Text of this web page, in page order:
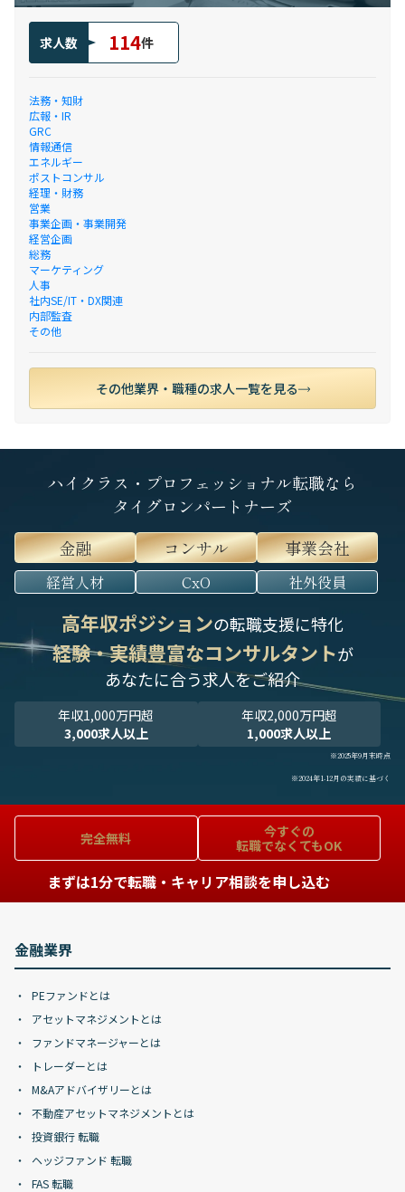
求人数 114件
法務・知財
広報・IR
GRC
情報通信
エネルギー
ポストコンサル
経理・財務
営業
事業企画・事業開発
経営企画
総務
マーケティング
人事
社内SE/IT・DX関連
内部監査
その他
その他業界・職種の求人一覧を見る
ハイクラス・プロフェッショナル転職なら
タイグロンパートナーズ
金融
コンサル 事業会社
経営人材 CxO 社外役員
高年収ポジションの転職支援に特化
経験・実績豊富なコンサルタントが
あなたに合う求人をご紹介
年収1,000万円超
3,000求人以上
年収2,000万円超
1,000求人以上
※2025年9月末時点
※2024年1-12月の実績に基づく
完全無料
今すぐの
転職でなくてもOK
まずは1分で転職・キャリア相談を申し込む
金融業界
PEファンドとは
アセットマネジメントとは
ファンドマネージャーとは
トレーダーとは
M&Aアドバイザリーとは
不動産アセットマネジメントとは
投資銀行 転職
ヘッジファンド 転職
FAS 転職